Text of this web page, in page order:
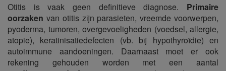
Otitis is vaak geen definitieve diagnose. Primaire
oorzaken van otitis zijn parasieten, vreemde voorwerpen,
pyoderma, tumoren, overgevoeligheden (voedsel, allergie,
atopie), keratinisatiedefecten (vb. bij hypothyroïdie) en
autoimmune aandoeningen. Daarnaast moet er ook
rekening gehouden worden met een aantal